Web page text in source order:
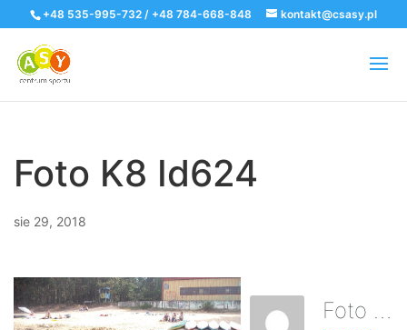
+48 535-995-732 / +48 784-668-848 kontakt@csasy.pl
Foto K8 Id624
sie 29, 2018
Foto K8 Id624